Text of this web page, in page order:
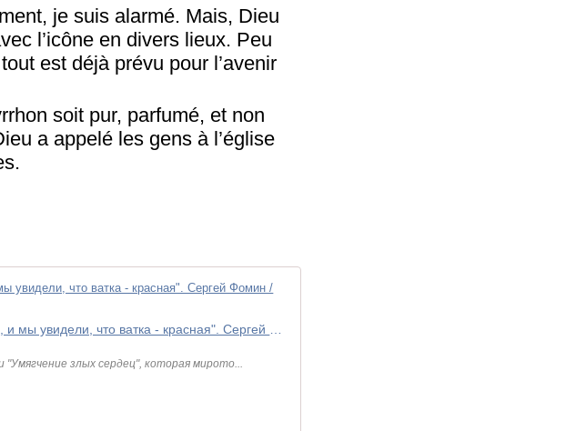
je suis alarmé. Mais, Dieu
l’icône en divers lieux. Peu
est déjà prévu pour l’avenir
soit pur, parfumé, et non
a appelé les gens à l’église
злых сердец", которая мирото...